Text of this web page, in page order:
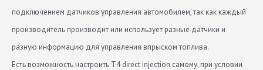
подключением датчиков управления автомобилем, так как каждый
производитель производит или использует разные датчики и
разную информацию для управления впрыском топлива.
Есть возможность настроить T4 direct injection самому, при условии